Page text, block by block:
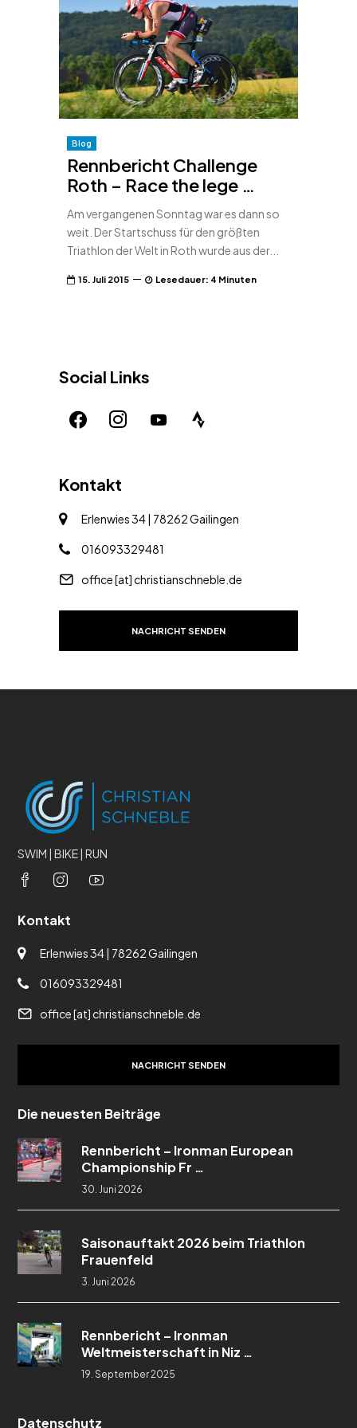
Blog
Rennbericht Challenge
Roth – Race the lege …
Am vergangenen Sonntag war es dann so
weit. Der Startschuss für den größten
Triathlon der Welt in Roth wurde aus der...
15. Juli 2015 Lesedauer: 4 Minuten
Social Links
Kontakt
Erlenwies 34 | 78262 Gailingen
016093329481
office [at] christianschneble.de
NACHRICHT SENDEN
SWIM | BIKE | RUN
Kontakt
Erlenwies 34 | 78262 Gailingen
016093329481
office [at] christianschneble.de
NACHRICHT SENDEN
Die neuesten Beiträge
Rennbericht – Ironman European
Championship Fr …
30. Juni 2026
Saisonauftakt 2026 beim Triathlon
Frauenfeld
3. Juni 2026
Rennbericht – Ironman
Weltmeisterschaft in Niz …
19. September 2025
Datenschutz